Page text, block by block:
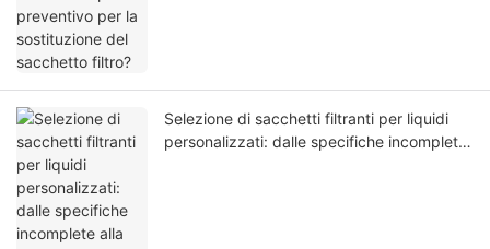
Selezione di sacchetti filtranti per liquidi
personalizzati: dalle specifiche incomplete